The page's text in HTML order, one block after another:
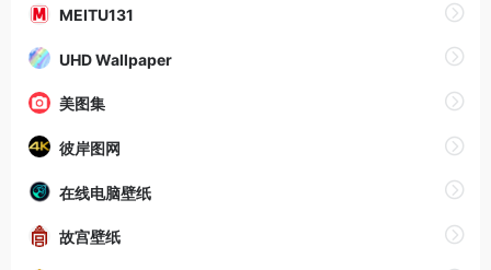
MEITU131
UHD Wallpaper
美图集
彼岸图网
在线电脑壁纸
故宫壁纸